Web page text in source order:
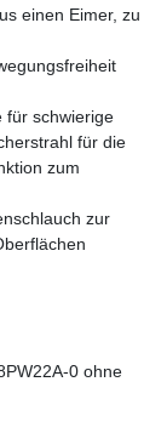
einen Eimer, zu
für schwierige
für die
zum
zur
0 ohne